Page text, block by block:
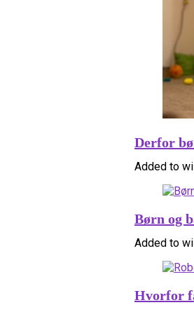
Derfor
Added to
Børn og
Added to
Hvorfor